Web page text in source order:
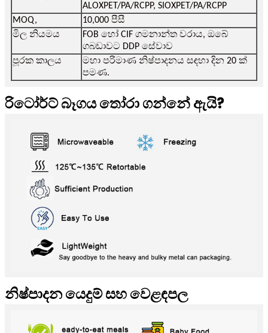
ALOXPET/PA/RCPP, SIOXPET/PA/RCPP
MOQ,
10,000 පීසී
මිල නියමය
FOB හෝ CIF ගමනාන්ත වරාය, ඔබේ
ගබඩාවට DDP සේවාව
පූරක කාලය
මහා පරිමාණ නිෂ්පාදනය සඳහා දින 20 ක්
පමණ.
රිටෝර්ට් බෑගය තෝරා ගන්නේ ඇයි?
නිෂ්පාදන යෙදුම් සහ වෙළඳපල